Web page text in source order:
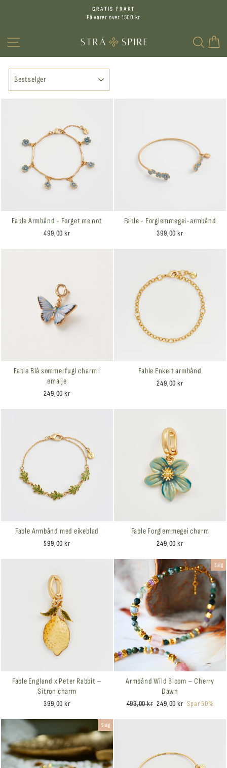
Sett
pause
GRATIS FRAKT
På varer over 1500 kr
SØK
Fable Armbånd - Forget me not
499,00 kr
Fable - Forglemmegei-armbånd
399,00 kr
Fable Blå sommerfugl charm i
emalje
249,00 kr
Fable Enkelt armbånd
249,00 kr
Fable Armbånd med eikeblad
599,00 kr
Fable Forglemmegei charm
249,00 kr
Fable England x Peter Rabbit –
Sitron charm
399,00 kr
Salg
Armbånd Wild Bloom – Cherry
Dawn
Ordinær
499,00 kr Salgspris
249,00 kr Spar 50%
Salg